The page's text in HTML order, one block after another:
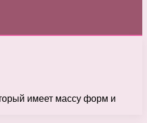
имеет массу форм и